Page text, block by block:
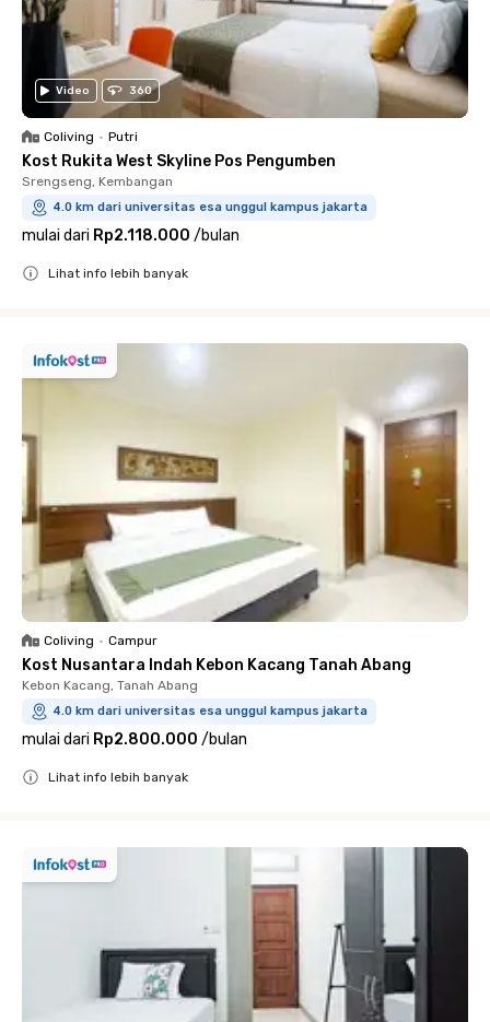
Video 360
Coliving • Putri
Kost Rukita West Skyline Pos Pengumben
Srengseng, Kembangan
4.0 km dari universitas esa unggul kampus jakarta
mulai dari Rp2.118.000 /bulan
Lihat info lebih banyak
Coliving • Campur
Kost Nusantara Indah Kebon Kacang Tanah Abang
Kebon Kacang, Tanah Abang
4.0 km dari universitas esa unggul kampus jakarta
mulai dari Rp2.800.000 /bulan
Lihat info lebih banyak